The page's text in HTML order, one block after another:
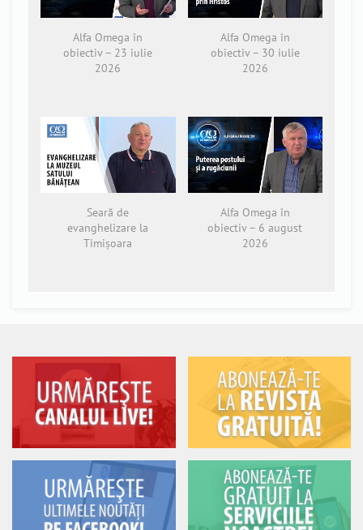
Alfa Omega în
obiectiv – 23 iulie
2026
Alfa Omega în
obiectiv – 30 iulie
2026
Seară de
evanghelizare la
Timișoara
Alfa Omega în
obiectiv – 6 august
2026